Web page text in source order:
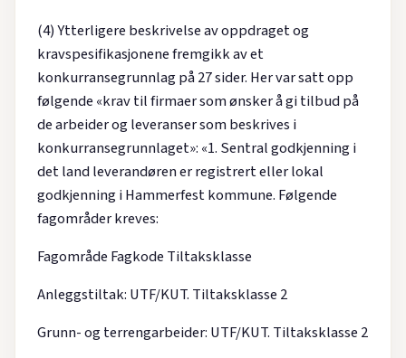
(4) Ytterligere beskrivelse av oppdraget og
kravspesifikasjonene fremgikk av et
konkurransegrunnlag på 27 sider. Her var satt opp
følgende «krav til firmaer som ønsker å gi tilbud på
de arbeider og leveranser som beskrives i
konkurransegrunnlaget»: «1. Sentral godkjenning i
det land leverandøren er registrert eller lokal
godkjenning i Hammerfest kommune. Følgende
fagområder kreves:
Fagområde Fagkode Tiltaksklasse
Anleggstiltak: UTF/KUT. Tiltaksklasse 2
Grunn- og terrengarbeider: UTF/KUT. Tiltaksklasse 2